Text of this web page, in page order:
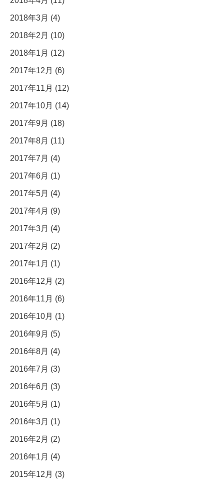
2018年3月 (4)
2018年2月 (10)
2018年1月 (12)
2017年12月 (6)
2017年11月 (12)
2017年10月 (14)
2017年9月 (18)
2017年8月 (11)
2017年7月 (4)
2017年6月 (1)
2017年5月 (4)
2017年4月 (9)
2017年3月 (4)
2017年2月 (2)
2017年1月 (1)
2016年12月 (2)
2016年11月 (6)
2016年10月 (1)
2016年9月 (5)
2016年8月 (4)
2016年7月 (3)
2016年6月 (3)
2016年5月 (1)
2016年3月 (1)
2016年2月 (2)
2016年1月 (4)
2015年12月 (3)